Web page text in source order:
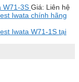
W71-3S Giá: Liên hệ
Iwata chính hãng
Iwata W71-1S tại